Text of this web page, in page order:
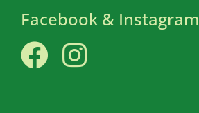
Facebook & Instagram